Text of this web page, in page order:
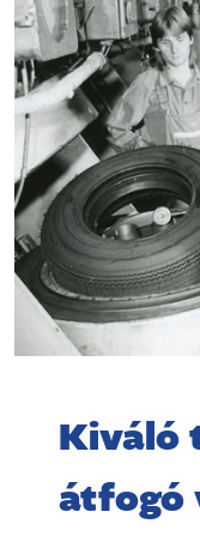
Kiváló
átfogó